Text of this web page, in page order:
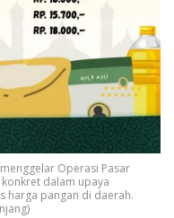
Operasi Pasar
dalam upaya
harga pangan di daerah.